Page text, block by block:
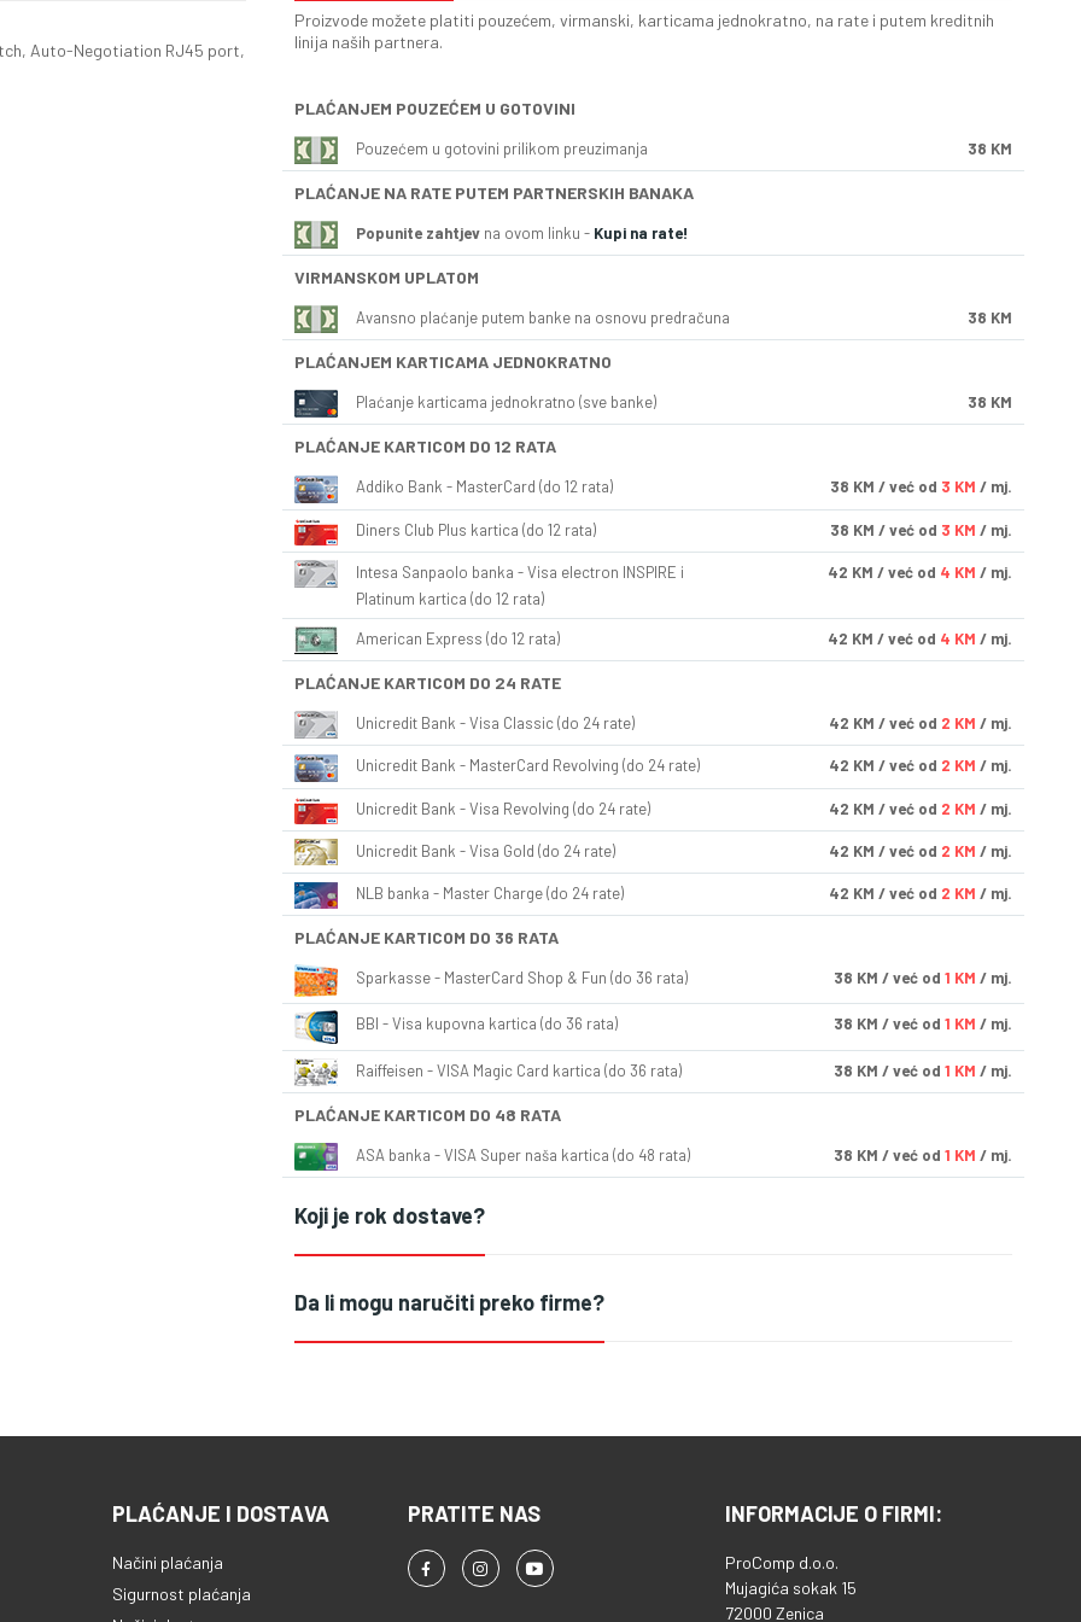
Auto-Negotiation RJ45 port,
Proizvode možete platiti pouzećem, virmanski, karticama jednokratno, na rate i putem kreditnih
linija naših partnera.
PLAĆANJEM POUZEĆEM U GOTOVINI
Pouzećem u gotovini prilikom preuzimanja 38 KM
PLAĆANJE NA RATE PUTEM PARTNERSKIH BANAKA
Popunite zahtjev na ovom linku - Kupi na rate!
VIRMANSKOM UPLATOM
Avansno plaćanje putem banke na osnovu predračuna 38 KM
PLAĆANJEM KARTICAMA JEDNOKRATNO
Plaćanje karticama jednokratno (sve banke) 38 KM
PLAĆANJE KARTICOM DO 12 RATA
Addiko Bank - MasterCard (do 12 rata) 38 KM / već od 3 KM / mj.
Diners Club Plus kartica (do 12 rata) 38 KM / već od 3 KM / mj.
Intesa Sanpaolo banka - Visa electron INSPIRE i
Platinum kartica (do 12 rata)
42 KM / već od 4 KM / mj.
American Express (do 12 rata) 42 KM / već od 4 KM / mj.
PLAĆANJE KARTICOM DO 24 RATE
Unicredit Bank - Visa Classic (do 24 rate) 42 KM / već od 2 KM / mj.
Unicredit Bank - MasterCard Revolving (do 24 rate) 42 KM / već od 2 KM / mj.
Unicredit Bank - Visa Revolving (do 24 rate) 42 KM / već od 2 KM / mj.
Unicredit Bank - Visa Gold (do 24 rate) 42 KM / već od 2 KM / mj.
NLB banka - Master Charge (do 24 rate) 42 KM / već od 2 KM / mj.
PLAĆANJE KARTICOM DO 36 RATA
Sparkasse - MasterCard Shop & Fun (do 36 rata) 38 KM / već od 1 KM / mj.
BBI - Visa kupovna kartica (do 36 rata) 38 KM / već od 1 KM / mj.
Raiffeisen - VISA Magic Card kartica (do 36 rata) 38 KM / već od 1 KM / mj.
PLAĆANJE KARTICOM DO 48 RATA
ASA banka - VISA Super naša kartica (do 48 rata) 38 KM / već od 1 KM / mj.
Koji je rok dostave?
Da li mogu naručiti preko firme?
PLAĆANJE I DOSTAVA
Načini plaćanja
Sigurnost plaćanja
PRATITE NAS INFORMACIJE O FIRMI:
ProComp d.o.o.
Mujagića sokak 15
72000 Zenica